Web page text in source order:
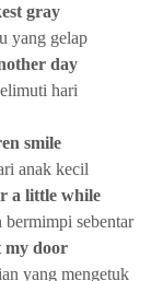
gray
yang gelap
day
hari
smile
anak kecil
a little while
sebentar
my door
yang mengetuk